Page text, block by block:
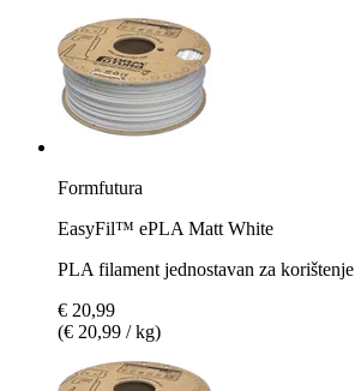
Formfutura
EasyFil™ ePLA Matt White
PLA filament jednostavan za korištenje
€ 20,99
(€ 20,99 / kg)